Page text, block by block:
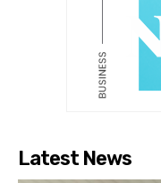
Latest News